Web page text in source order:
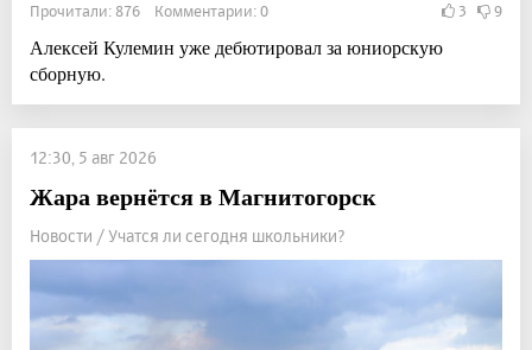
Прочитали: 876 Комментарии: 0 3 9
Алексей Кулемин уже дебютировал за юниорскую
сборную.
12:30, 5 авг 2026
Жара вернётся в Магнитогорск
Новости / Учатся ли сегодня школьники?